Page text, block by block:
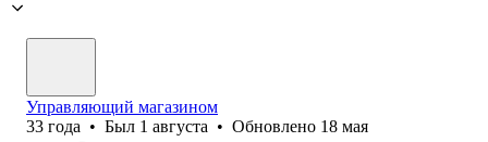
Управляющий магазином
33 года • Был 1 августа • Обновлено 18 мая